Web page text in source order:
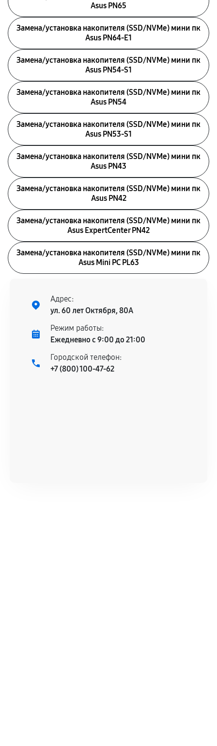
Asus PN65
Замена/установка накопителя (SSD/NVMe) мини пк
Asus PN64-E1
Замена/установка накопителя (SSD/NVMe) мини пк
Asus PN54-S1
Замена/установка накопителя (SSD/NVMe) мини пк
Asus PN54
Замена/установка накопителя (SSD/NVMe) мини пк
Asus PN53-S1
Замена/установка накопителя (SSD/NVMe) мини пк
Asus PN43
Замена/установка накопителя (SSD/NVMe) мини пк
Asus PN42
Замена/установка накопителя (SSD/NVMe) мини пк
Asus ExpertCenter PN42
Замена/установка накопителя (SSD/NVMe) мини пк
Asus Mini PC PL63
Адрес:
ул. 60 лет Октября, 80А
Режим работы:
Ежедневно с 9:00 до 21:00
Городской телефон:
+7 (800) 100-47-62